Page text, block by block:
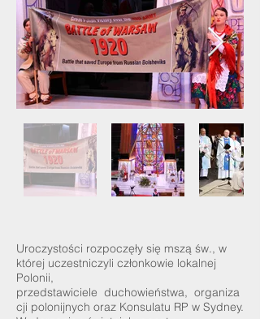
Uroczystości rozpoczęły się mszą św., w
której uczestniczyli członkowie lokalnej
Polonii,
przedstawiciele duchowieństwa, organiza
cji polonijnych oraz Konsulatu RP w Sydney.